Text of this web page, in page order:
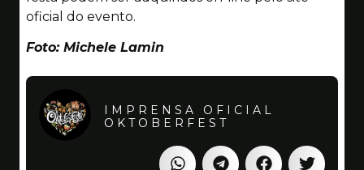
oficial do evento.
Foto: Michele Lamin
IMPRENSA OFICIAL
OKTOBERFEST